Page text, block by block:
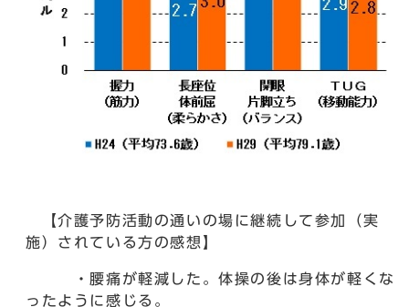
【介護予防活動の通いの場に継続して参加（実
施）されている方の感想】
・腰痛が軽減した。体操の後は身体が軽くな
ったように感じる。